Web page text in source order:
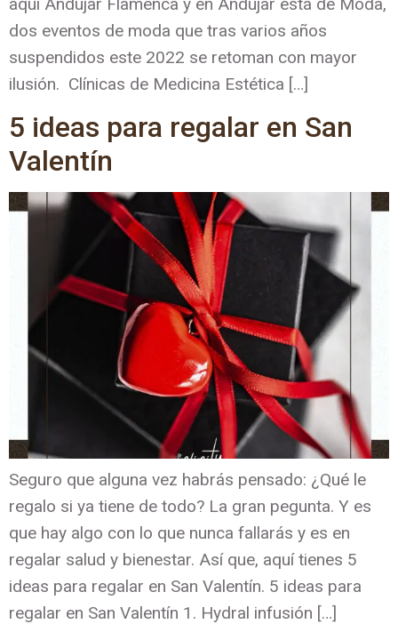
dos eventos de moda que tras varios años
suspendidos este 2022 se retoman con mayor
ilusión. Clínicas de Medicina Estética […]
5 ideas para regalar en San
Valentín
Seguro que alguna vez habrás pensado: ¿Qué le
regalo si ya tiene de todo? La gran pegunta. Y es
que hay algo con lo que nunca fallarás y es en
regalar salud y bienestar. Así que, aquí tienes 5
ideas para regalar en San Valentín. 5 ideas para
regalar en San Valentín 1. Hydral infusión […]